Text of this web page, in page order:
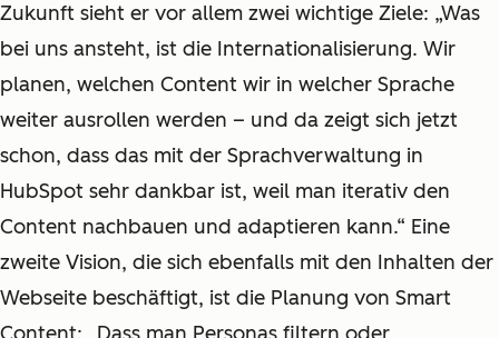
Zukunft sieht er vor allem zwei wichtige Ziele: „Was
bei uns ansteht, ist die Internationalisierung. Wir
planen, welchen Content wir in welcher Sprache
weiter ausrollen werden – und da zeigt sich jetzt
schon, dass das mit der Sprachverwaltung in
HubSpot sehr dankbar ist, weil man iterativ den
Content nachbauen und adaptieren kann.“ Eine
zweite Vision, die sich ebenfalls mit den Inhalten der
Webseite beschäftigt, ist die Planung von Smart